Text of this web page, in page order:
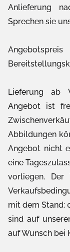
Anlieferung
Sprechen sie
Lieferung ab
Angebot ist
Abbildungen
Angebot nicht
eine
vorliegen.
mit dem Stand:
sind auf
auf Wunsch bei